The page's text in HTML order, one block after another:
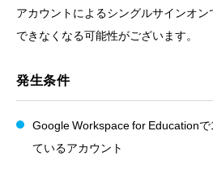
アカウントによるシングルサインオ
できなくなる可能性がございます。
発生条件
Google Workspace for Education
ているアカウント